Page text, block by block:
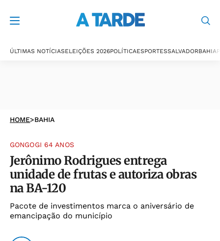
ÚLTIMAS NOTÍCIASELEIÇÕES 2026POLÍTICAESPORTESSALVADORBAHIA
HOME>BAHIA
GONGOGI 64 ANOS
Jerônimo Rodrigues entrega
unidade de frutas e autoriza obras
na BA-120
Pacote de investimentos marca o aniversário de
emancipação do município